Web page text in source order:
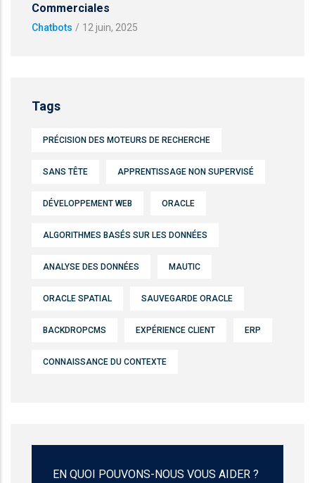
Commerciales
Chatbots / 12 juin, 2025
Tags
PRÉCISION DES MOTEURS DE RECHERCHE
SANS TÊTE APPRENTISSAGE NON SUPERVISÉ
DÉVELOPPEMENT WEB ORACLE
ALGORITHMES BASÉS SUR LES DONNÉES
ANALYSE DES DONNÉES MAUTIC
ORACLE SPATIAL SAUVEGARDE ORACLE
BACKDROPCMS EXPÉRIENCE CLIENT ERP
CONNAISSANCE DU CONTEXTE
EN QUOI POUVONS-NOUS VOUS AIDER ?